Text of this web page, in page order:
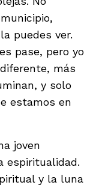
puedes ver.
pase, pero yo
más
y solo
estamos en
joven
espiritualidad.
y la luna